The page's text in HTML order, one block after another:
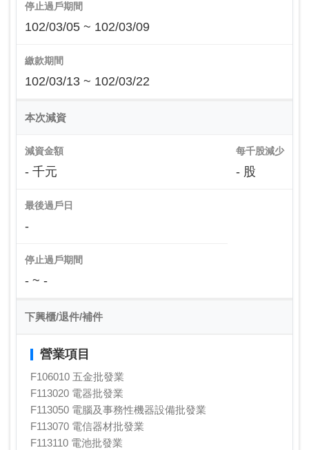
停止過戶期間
102/03/05 ~ 102/03/09
繳款期間
102/03/13 ~ 102/03/22
本次減資
減資金額
- 千元
每千股減少
- 股
最後過戶日
-
停止過戶期間
- ~ -
下興櫃/退件/補件
營業項目
F106010 五金批發業
F113020 電器批發業
F113050 電腦及事務性機器設備批發業
F113070 電信器材批發業
F113110 電池批發業